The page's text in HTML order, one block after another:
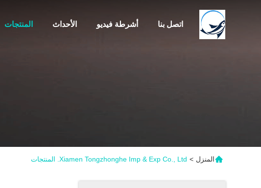
المنتجات الأحداث أشرطة فيديو اتصل بنا
المنزل > Xiamen Tongzhonghe Imp & Exp Co., Ltd. المنتجات